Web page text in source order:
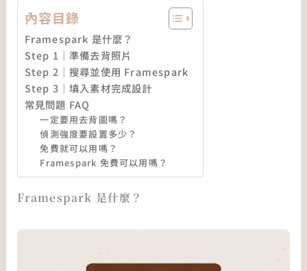
內容目錄
Framespark 是什麼？
Step 1｜準備去背照片
Step 2｜搜尋並使用 Framespark
Step 3｜填入素材完成設計
常見問題 FAQ
一定要用去背圖嗎？
偵測強度要設置多少？
免費就可以用嗎？
Framespark 免費可以用嗎？
Framespark 是什麼？